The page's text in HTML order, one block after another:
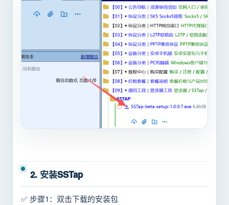
2. 安装SSTap
✅ 步骤1：双击下载的安装包